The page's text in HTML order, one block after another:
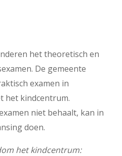
het theoretisch en
De gemeente
examen in
het kindcentrum.
niet behaalt, kan in
doen.
het kindcentrum: